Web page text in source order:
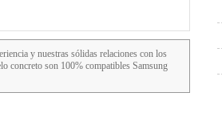
y nuestras sólidas relaciones con los
concreto son 100% compatibles Samsung